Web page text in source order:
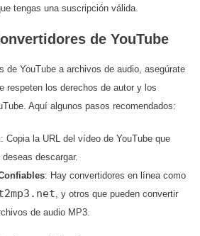
tengas una suscripción válida.
de YouTube
de YouTube a archivos de audio, asegúrate
respeten los derechos de autor y los
Aquí algunos pasos recomendados:
: Copia la URL del vídeo de YouTube que
descargar.
: Hay convertidores en línea como
, y otros que pueden convertir
de audio MP3.